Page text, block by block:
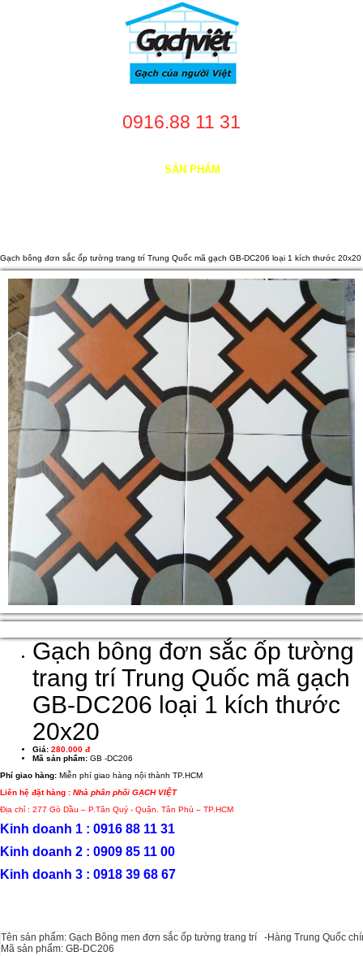
0916.88 11 31
SẢN PHẨM
Gạch bông đơn sắc ốp tường trang trí Trung Quốc mã gạch GB-DC206 loại 1 kích thước 20x20
Gạch bông đơn sắc ốp tường
trang trí Trung Quốc mã gạch
GB-DC206 loại 1 kích thước
20x20
Giá: 280.000 đ
Mã sản phẩm: GB -DC206
Phí giao hàng: Miễn phí giao hàng nội thành TP.HCM
Liên hệ đặt hàng : Nhà phân phối GẠCH VIỆT
Địa chỉ : 277 Gò Dầu – P.Tân Quý - Quận. Tân Phú – TP.HCM
Kinh doanh 1 : 0916 88 11 31
Kinh doanh 2 : 0909 85 11 00
Kinh doanh 3 : 0918 39 68 67
Tên sản phẩm: Gạch Bông men đơn sắc ốp tường trang trí -Hàng Trung Quốc
Mã sản phẩm: GB-DC206